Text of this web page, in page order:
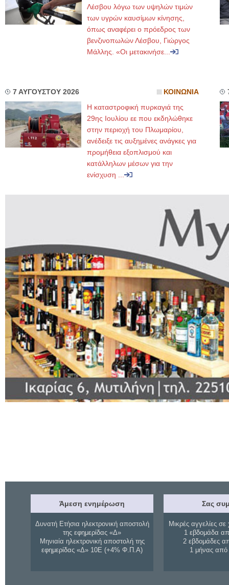
Λέσβου λόγω των υψηλών τιμών
των υγρών καυσίμων κίνησης,
όπως αναφέρει ο πρόεδρος των
βενζινοπωλών Λέσβου, Γιώργος
Μάλλης. «Οι μετακινήσε...
7 ΑΥΓΟΥΣΤΟΥ 2026 ΚΟΙΝΩΝΙΑ
Η καταστροφική πυρκαγιά της
29ης Ιουλίου εε που εκδηλώθηκε
στην περιοχή του Πλωμαρίου,
ανέδειξε τις αυξημένες ανάγκες για
προμήθεια εξοπλισμού και
κατάλληλων μέσων για την
ενίσχυση ...
Άμεση ενημέρωση
Δυνατή Ετήσια ηλεκτρονική αποστολή
της εφημερίδας «Δ»
Μηνιαία ηλεκτρονική αποστολή της
εφημερίδας «Δ» 10Ε (+4% Φ.Π.Α)
Σας
Μικρές αγγελίες σε
1 εβδομάδα
2 εβδομάδες
1 μήνας